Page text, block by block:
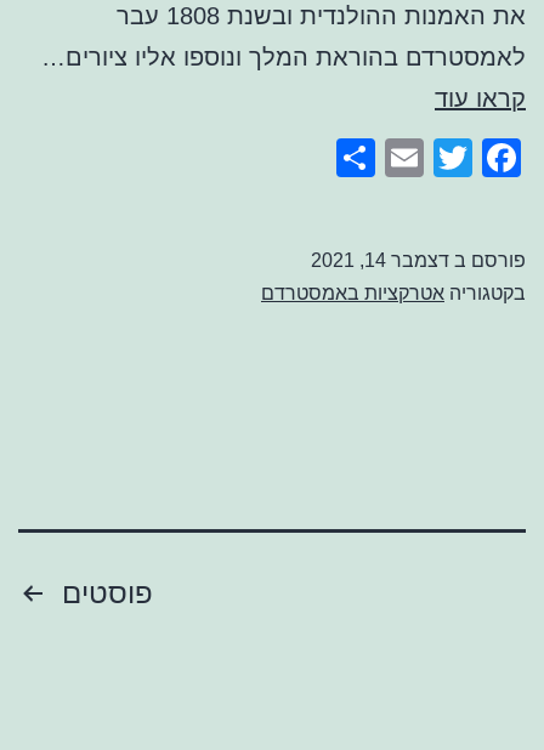
את האמנות ההולנדית ובשנת 1808 עבר
לאמסטרדם בהוראת המלך ונוספו אליו ציורים…
קראו עודרייקסמוזיאום
אמסטרדם
Facebook
Twitter
Email
פורסם ב דצמבר 14, 2021
בקטגוריה אטרקציות באמסטרדם
פוסטים